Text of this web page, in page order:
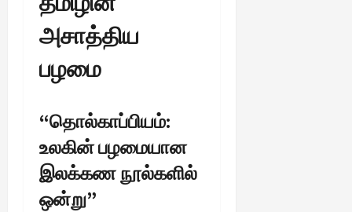
அசாத்திய
பழமை
“தொல்காப்பியம்:
உலகின் பழமையான
இலக்கண நூல்களில்
ஒன்று”